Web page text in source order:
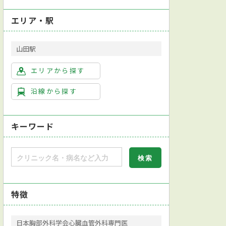
エリア・駅
山田駅
エリアから探す
沿線から探す
キーワード
特徴
日本胸部外科学会心臓血管外科専門医